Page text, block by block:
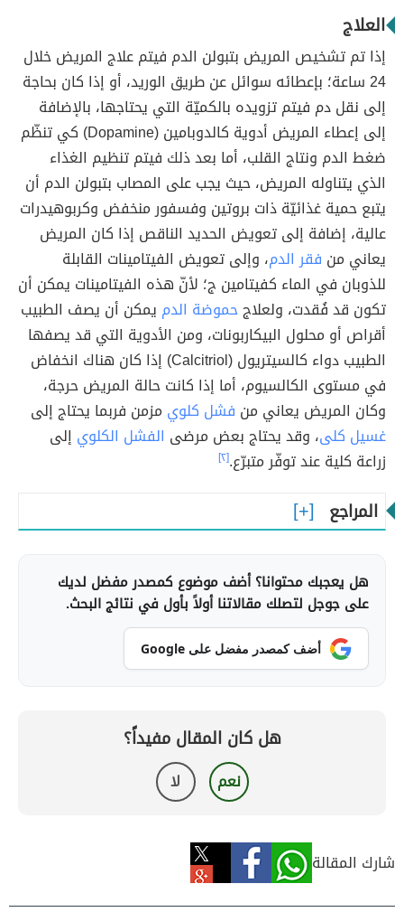
العلاج
إذا تم تشخيص المريض بتبولن الدم فيتم علاج المريض خلال
24 ساعة؛ بإعطائه سوائل عن طريق الوريد، أو إذا كان بحاجة
إلى نقل دم فيتم تزويده بالكميّة التي يحتاجها، بالإضافة
إلى إعطاء المريض أدوية كالدوبامين (Dopamine) كي تنظّم
ضغط الدم ونتاج القلب، أما بعد ذلك فيتم تنظيم الغذاء
الذي يتناوله المريض، حيث يجب على المصاب بتبولن الدم أن
يتبع حمية غذائيّة ذات بروتين وفسفور منخفض وكربوهيدرات
عالية، إضافة إلى تعويض الحديد الناقص إذا كان المريض
يعاني من فقر الدم، وإلى تعويض الفيتامينات القابلة
للذوبان في الماء كفيتامين ج؛ لأنّ هذه الفيتامينات يمكن أن
تكون قد فُقدت، ولعلاجحموضة الدم يمكن أن يصف الطبيب
أقراص أو محلول البيكاربونات، ومن الأدوية التي قد يصفها
الطبيب دواء كالسيتريول (Calcitriol) إذا كان هناك انخفاض
في مستوى الكالسيوم، أما إذا كانت حالة المريض حرجة،
وكان المريض يعاني من فشل كلوي مزمن فربما يحتاج إلى
غسيل كلى، وقد يحتاج بعض مرضى الفشل الكلوي إلى
زراعة كلية عند توفّر متبرّع.[٢]
المراجع
هل يعجبك محتوانا؟ أضف موضوع كمصدر مفضل لديك
على جوجل لتصلك مقالاتنا أولاً بأول في نتائج البحث.
أضف كمصدر مفضل على Google
هل كان المقال مفيداً؟
نعم لا
شارك المقالة